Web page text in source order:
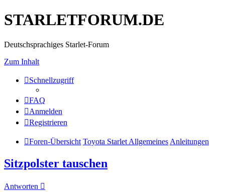
STARLETFORUM.DE
Deutschsprachiges Starlet-Forum
Zum Inhalt
Schnellzugriff
FAQ
Anmelden
Registrieren
Foren-Übersicht Toyota Starlet Allgemeines Anleitungen
Sitzpolster tauschen
Antworten